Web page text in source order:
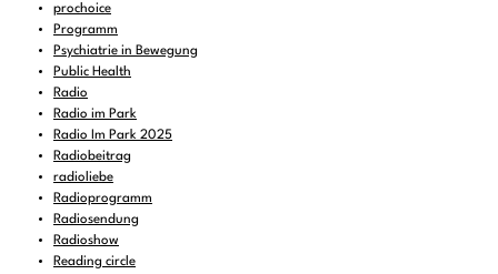
prochoice
Programm
Psychiatrie in Bewegung
Public Health
Radio
Radio im Park
Radio Im Park 2025
Radiobeitrag
radioliebe
Radioprogramm
Radiosendung
Radioshow
Reading circle